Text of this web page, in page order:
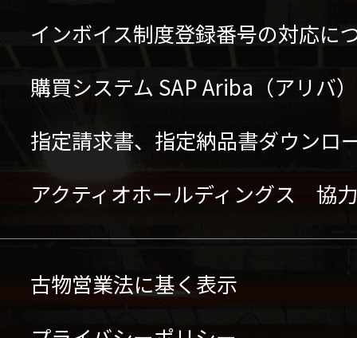
インボイス制度登録番号の対応に
購買システム SAP Ariba（アリバ
指定請求書、指定納品書ダウンロ
アクティオホールディングス 協
古物営業法に基く表示